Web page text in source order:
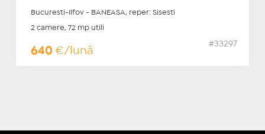
Bucuresti-Ilfov - BANEASA, reper: Sisesti
2 camere, 72 mp utili
640 €/lună
#33297